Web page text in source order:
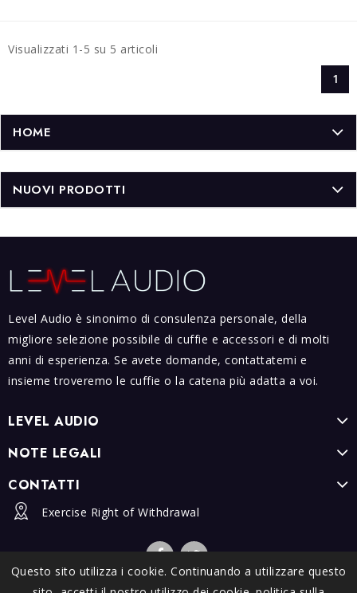
Visualizzati 1-5 su 5 articoli
1
HOME
NUOVI PRODOTTI
Level Audio è sinonimo di consulenza personale, della
migliore selezione possibile di cuffie e accessori e di molti
anni di esperienza. Se avete domande, contattatemi e
insieme troveremo le cuffie o la catena più adatta a voi.
LEVEL AUDIO
NOTE LEGALI
CONTATTI
Questo sito utilizza i cookie. Continuando a utilizzare questo
Exercise Right of Withdrawal